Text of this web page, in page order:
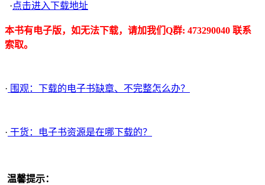
·点击进入下载地址
本书有电子版，如无法下载，请加我们Q群: 473290040 联系
索取。
· 围观：下载的电子书缺章、不完整怎么办？
· 干货：电子书资源是在哪下载的？
温馨提示：